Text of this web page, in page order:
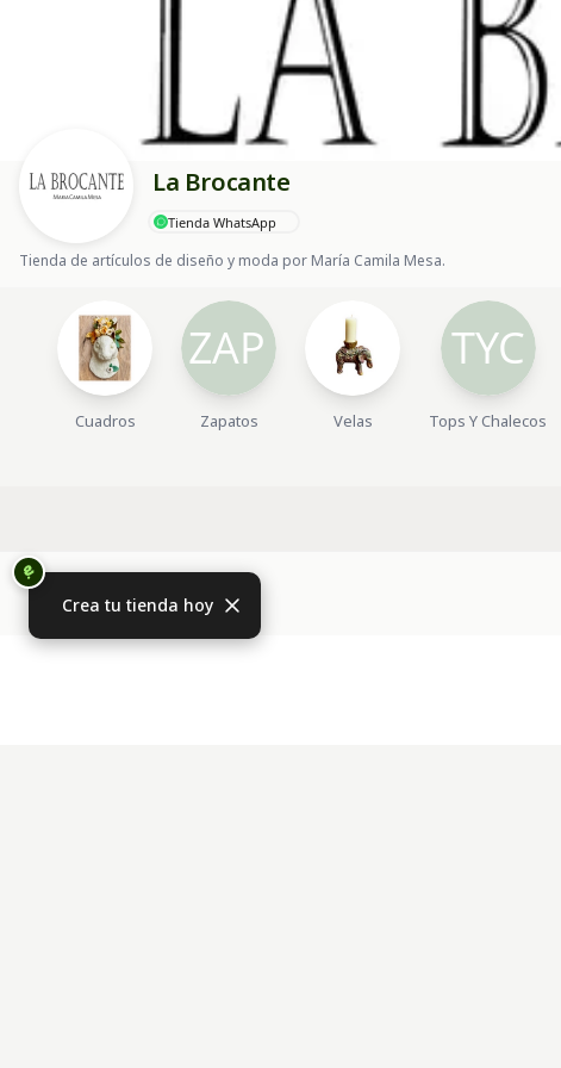
La Brocante
Tienda WhatsApp
Tienda de artículos de diseño y moda por María Camila Mesa.
Cuadros Zapatos Velas Tops Y Chalecos
Crea tu tienda hoy